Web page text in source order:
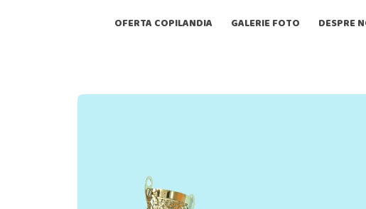
OFERTA COPILANDIA GALERIE FOTO DESPRE